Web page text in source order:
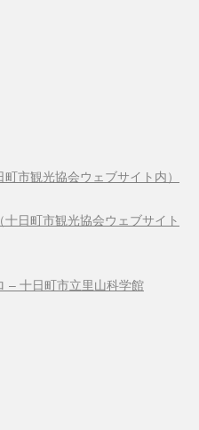
市観光協会ウェブサイト内）
十日町市観光協会ウェブサイト
– 十日町市立里山科学館